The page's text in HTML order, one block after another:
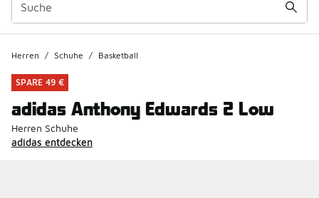
Herren / Schuhe / Basketball
SPARE 49 €
adidas Anthony Edwards 2 Low
Herren Schuhe
adidas entdecken